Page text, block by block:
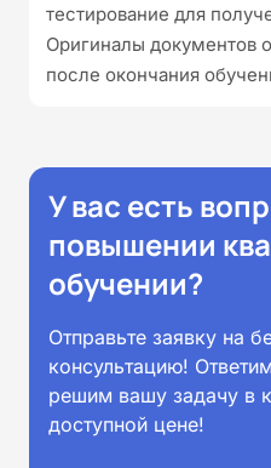
тестирование для
Оригиналы документов
после окончания
У вас есть
повышении
обучении?
Отправьте заявку на
консультацию!
решим вашу задачу в
доступной цене!